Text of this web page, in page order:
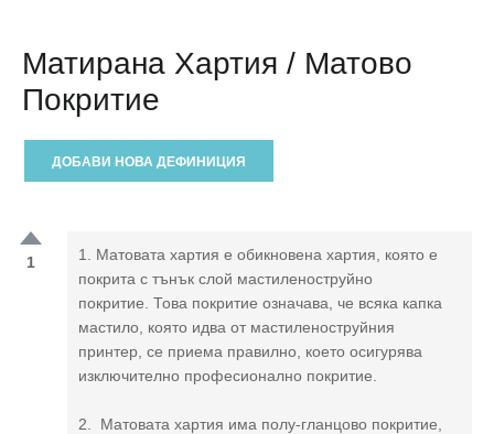
Матирана Хартия / Матово
Покритие
ДОБАВИ НОВА ДЕФИНИЦИЯ
1
1. Матовата хартия е обикновена хартия, която е
покрита с тънък слой мастиленоструйно
покритие. Това покритие означава, че всяка капка
мастило, която идва от мастиленоструйния
принтер, се приема правилно, което осигурява
изключително професионално покритие.
2. Матовата хартия има полу-гланцово покритие,